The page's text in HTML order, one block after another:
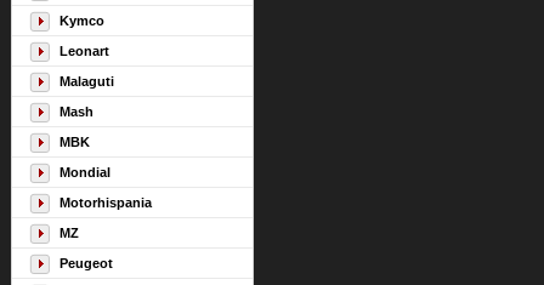
Kymco
Leonart
Malaguti
Mash
MBK
Mondial
Motorhispania
MZ
Peugeot